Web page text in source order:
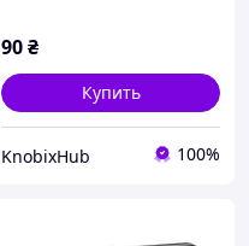
90₴
Купить
KnobixHub 100%